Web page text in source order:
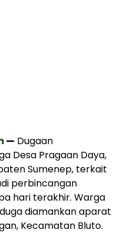
— Dugaan
Desa Pragaan Daya,
Sumenep, terkait
perbincangan
hari terakhir. Warga
diamankan aparat
Kecamatan Bluto.